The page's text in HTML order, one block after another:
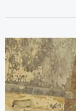
ADMINISTRATIVO,